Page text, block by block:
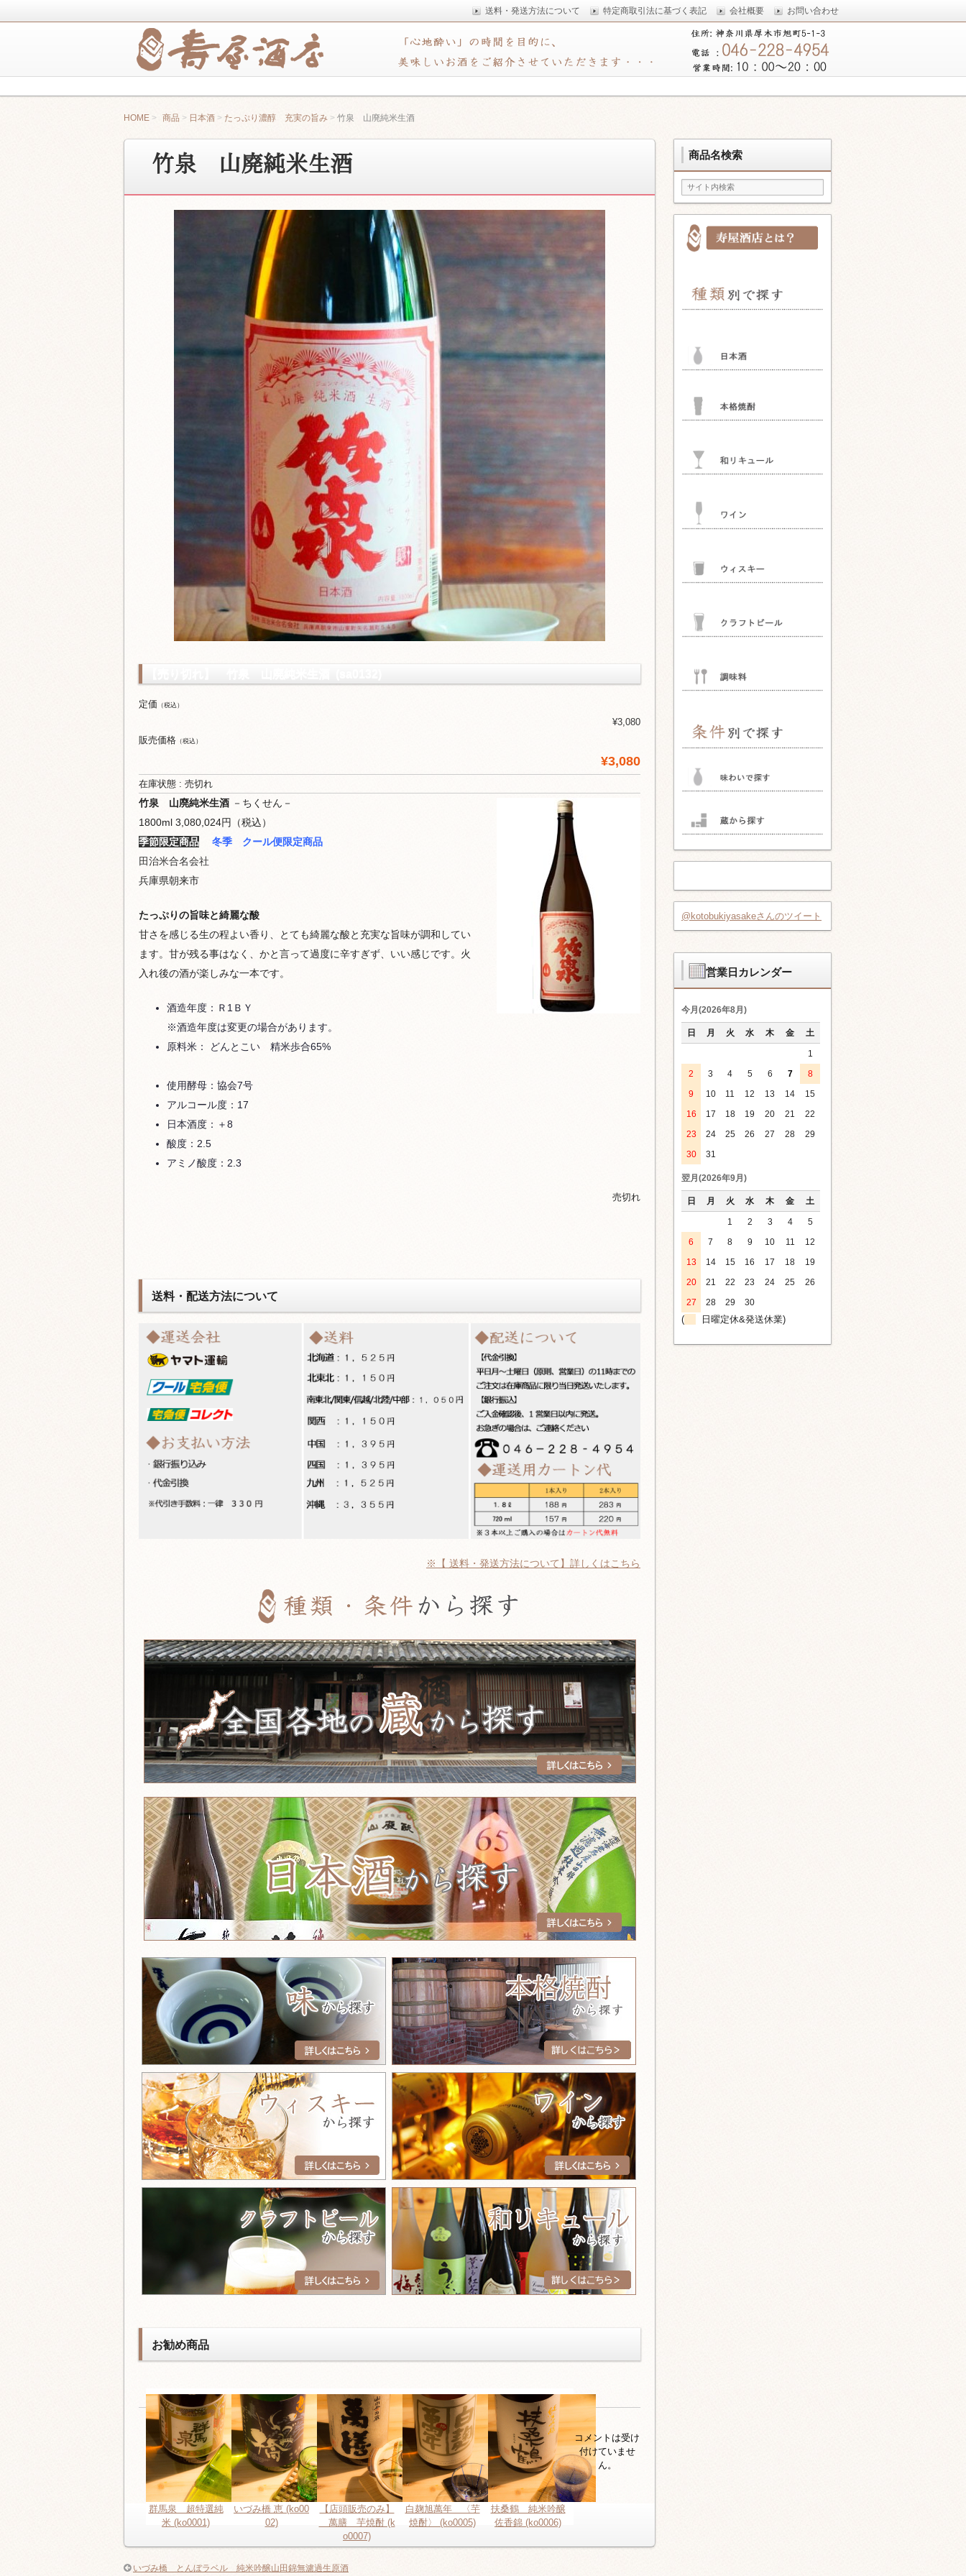
送料・発送方法について 特定商取引法に基づく表記 会社概要 お問い合わせ
純米酒の寿屋酒店 厚木
寿屋酒店は、健康で楽しい心地酔いの時間を創造することを目的に、 まっとうで美味しいお酒をご紹介していきます。
HOME 商品 日本酒 たっぷり濃醇 充実の旨み 竹泉 山廃純米生酒
竹泉 山廃純米生酒
定価 （税込）
¥3,080
販売価格 （税込）
¥3,080
在庫状態 : 売切れ
竹泉 山廃純米生酒 －ちくせん－
1800ml 3,080,024円（税込）
季節限定商品
冬季 クール便限定商品
田治米合名会社
兵庫県朝来市
たっぷりの旨味と綺麗な酸
甘さを感じる生の程よい香り、とても綺麗な酸と充実な旨味が調和してい
ます。甘が残る事はなく、かと言って過度に辛すぎず、いい感じです。火
入れ後の酒が楽しみな一本です。
酒造年度：Ｒ1ＢＹ
※酒造年度は変更の場合があります。
原料米： どんとこい 精米歩合65%
使用酵母：協会7号
アルコール度：17
日本酒度：＋8
酸度：2.5
アミノ酸度：2.3
売切れ
送料・配送方法について
※【 送料・発送方法について】詳しくはこちら
お勧め商品
群馬泉 超特選純
米 (ko0001)
いづみ橋 恵 (ko00
02)
【店頭販売のみ】
萬膳 芋焼酎 (k
o0007)
白麹旭萬年 〈芋
焼酎〉 (ko0005)
扶桑鶴 純米吟醸
佐香錦 (ko0006)
コメントは受け
付けていませ
ん。
いづみ橋 とんぼラベル 純米吟醸山田錦無濾過生原酒
商品名検索
@kotobukiyasakeさんのツイート
営業日カレンダー
今月(2026年8月)
日 月 火 水 木 金 土
1
2
3 4 5 6 7
8
9
10 11 12 13 14
15
16
17 18 19 20 21
22
23
24 25 26 27 28
29
30
31
翌月(2026年9月)
日 月 火 水 木 金 土
1 2 3 4
5
6
7 8 9 10 11
12
13
14 15 16 17 18
19
20
21 22 23 24 25
26
27
28 29 30
( 日曜定休&発送休業)